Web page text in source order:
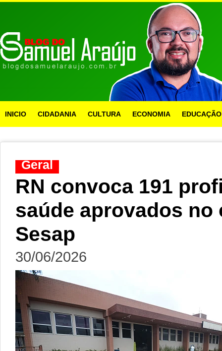
INICIO CIDADANIA CULTURA ECONOMIA EDUCAÇÃO
Geral
RN convoca 191
saúde aprovados no
Sesap
30/06/2026